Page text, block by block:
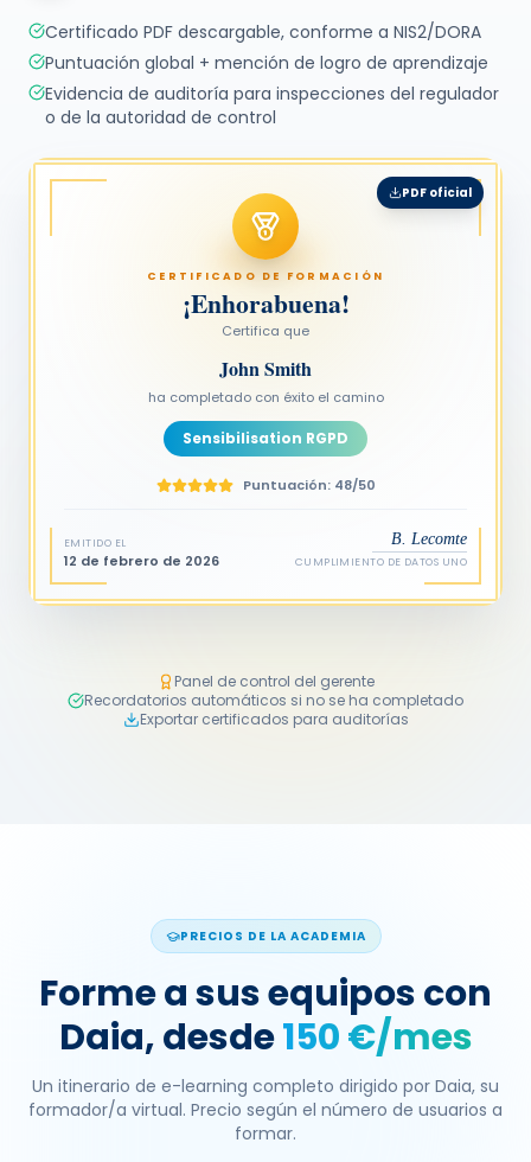
Certificado PDF descargable, conforme a NIS2/DORA
Puntuación global + mención de logro de aprendizaje
Evidencia de auditoría para inspecciones del regulador
o de la autoridad de control
CERTIFICADO DE FORMACIÓN
¡Enhorabuena!
Certifica que
John Smith
ha completado con éxito el camino
Sensibilisation RGPD
Puntuación: 48/50
EMITIDO EL
12 de febrero de 2026
B. Lecomte
CUMPLIMIENTO DE DATOS UNO
PDF oficial
Panel de control del gerente
Recordatorios automáticos si no se ha completado
Exportar certificados para auditorías
PRECIOS DE LA ACADEMIA
Forme a sus equipos con
Daia, desde150 €/mes
Un itinerario de e-learning completo dirigido por Daia, su
formador/a virtual. Precio según el número de usuarios a
formar.